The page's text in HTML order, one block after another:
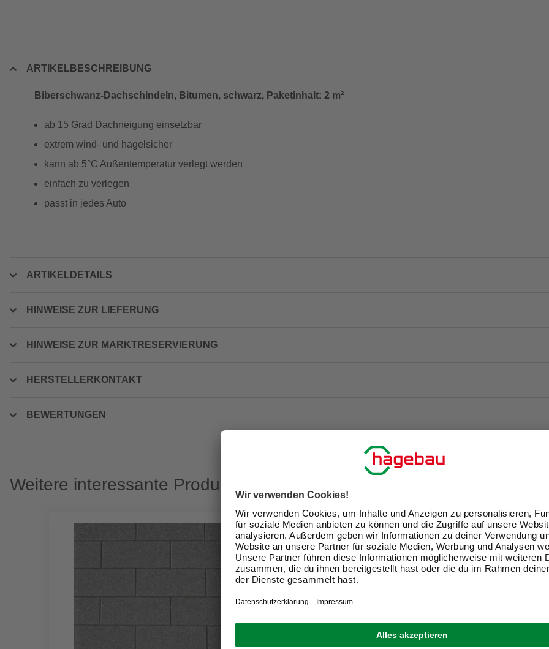
ARTIKELBESCHREIBUNG
Biberschwanz-Dachschindeln, Bitumen, schwarz, Paketinhalt: 2 m²
ab 15 Grad Dachneigung einsetzbar
extrem wind- und hagelsicher
kann ab 5°C Außentemperatur verlegt werden
einfach zu verlegen
passt in jedes Auto
ARTIKELDETAILS
HINWEISE ZUR LIEFERUNG
HINWEISE ZUR MARKTRESERVIERUNG
HERSTELLERKONTAKT
BEWERTUNGEN
Weitere interessante Produkte